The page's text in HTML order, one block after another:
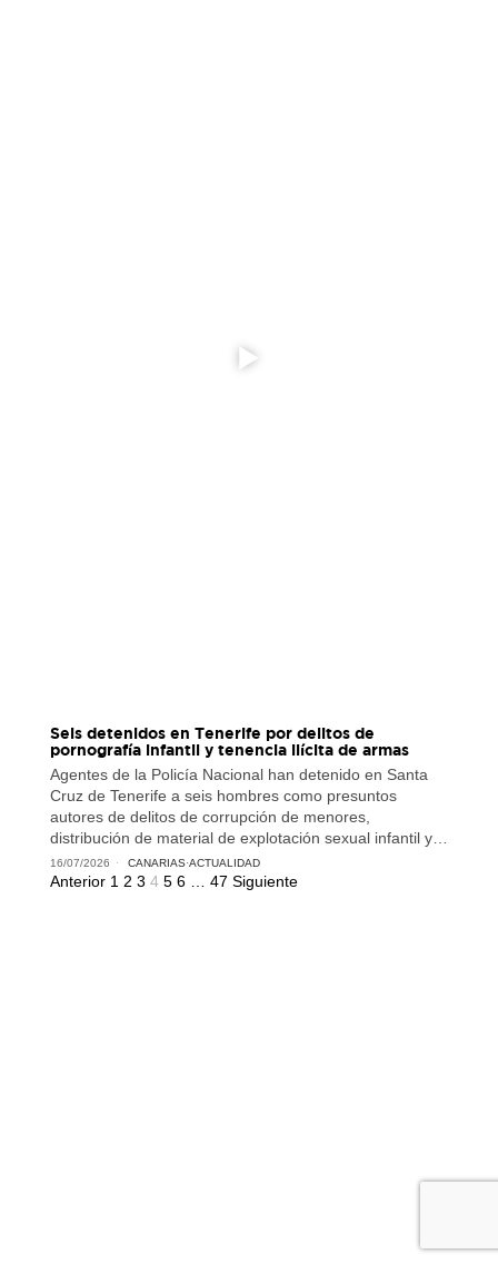
Seis detenidos en Tenerife por delitos de
pornografía infantil y tenencia ilícita de armas
Agentes de la Policía Nacional han detenido en Santa
Cruz de Tenerife a seis hombres como presuntos
autores de delitos de corrupción de menores,
distribución de material de explotación sexual infantil y…
16/07/2026 CANARIAS·ACTUALIDAD
Anterior 1 2 3 4 5 6 47 Siguiente